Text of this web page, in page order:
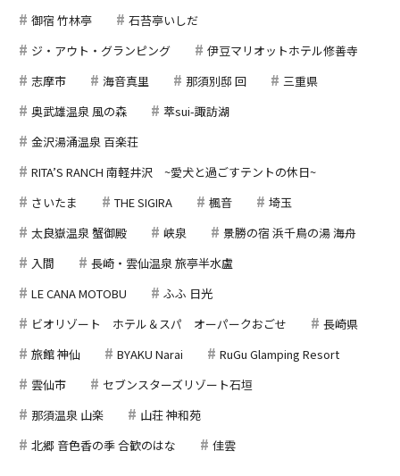
御宿 竹林亭
石苔亭いしだ
ジ・アウト・グランピング
伊豆マリオットホテル修善寺
志摩市
海音真里 那須別邸 回
三重県
奥武雄温泉 風の森
萃sui-諏訪湖
金沢湯涌温泉 百楽荘
RITA’S RANCH 南軽井沢 ~愛犬と過ごすテントの休日~
さいたま
THE SIGIRA 楓音
埼玉
太良嶽温泉 蟹御殿
峡泉
景勝の宿 浜千鳥の湯 海舟
入間
長崎・雲仙温泉 旅亭半水盧
LE CANA MOTOBU
ふふ 日光
ビオリゾート ホテル＆スパ オーパークおごせ
長崎県
旅館 神仙
BYAKU Narai
RuGu Glamping Resort
雲仙市
セブンスターズリゾート石垣
那須温泉 山楽
山荘 神和苑
北郷 音色香の季 合歓のはな
佳雲